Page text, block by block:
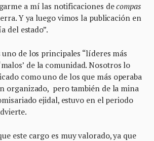
a mí las notificaciones decompas
Y ya luego vimos la publicación en
del estado”.
uno de los principales “líderes más
de la comunidad. Nosotros lo
como uno de los que más operaba
organizado, pero también de la mina
ejidal, estuvo en el periodo
este cargo es muy valorado, ya que